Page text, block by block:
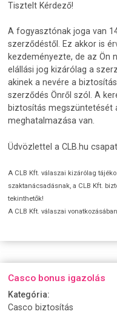
Tisztelt Kérdező!
A fogyasztónak joga van
szerződéstől. Ez akkor is
kezdeményezte, de az Ön
elállási jog kizárólag a
akinek a nevére a
szerződés Önről szól. A
biztosítás megszüntetését
meghatalmazása van.
Üdvözlettel a CLB.hu
A CLB Kft. válaszai kizárólag
szaktanácsadásnak, a CLB Kft.
tekinthetők!
A CLB Kft. válaszai
Casco bonus igazolás
Kategória:
Casco biztosítás